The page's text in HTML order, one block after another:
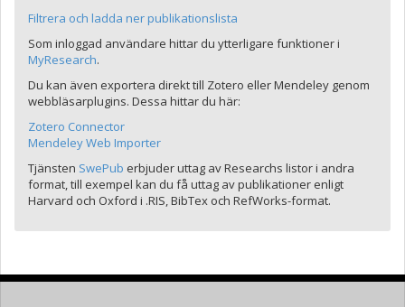
Filtrera och ladda ner publikationslista
Som inloggad användare hittar du ytterligare funktioner i
MyResearch.
Du kan även exportera direkt till Zotero eller Mendeley genom
webbläsarplugins. Dessa hittar du här:
Zotero Connector
Mendeley Web Importer
Tjänsten SwePub erbjuder uttag av Researchs listor i andra
format, till exempel kan du få uttag av publikationer enligt
Harvard och Oxford i .RIS, BibTex och RefWorks-format.